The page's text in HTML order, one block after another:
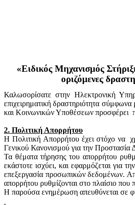
«Ειδικός Μηχανισμός
οριζόμενες
Καλωσορίσατε στην Ηλεκτρονική
επιχειρηματική δραστηριότητα
και Κοινωνικών Υποθέσεων προσφέρει
2. Πολιτική Απορρήτου
Η Πολιτική Απορρήτου έχει στόχο να
Γενικού Κανονισμού για την
Τα θέματα τήρησης του απορρήτου
εκάστοτε ισχύει, και εφαρμόζεται για
επεξεργασία προσωπικών δεδομένων.
απορρήτου ρυθμίζονται στο πλαίσιο που
Η παρούσα ενημέρωση απευθύνεται σε